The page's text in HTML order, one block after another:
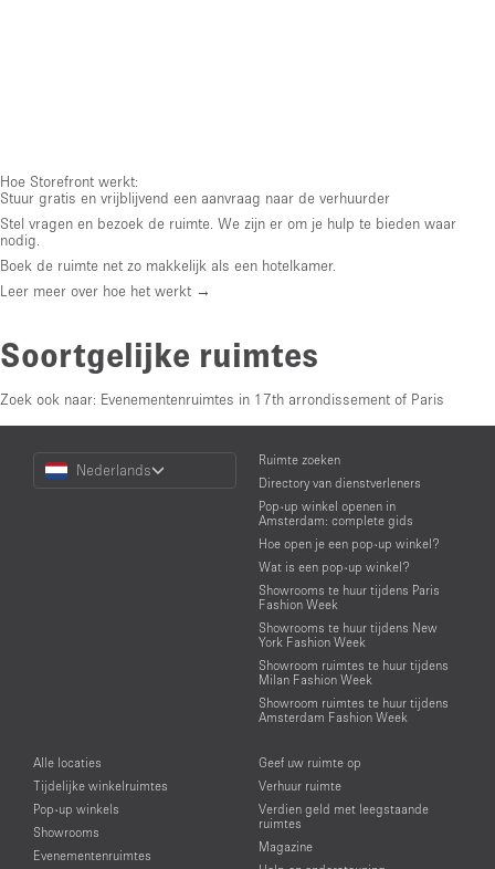
Hoe Storefront werkt:
Stuur gratis en vrijblijvend een aanvraag naar de verhuurder
Stel vragen en bezoek de ruimte. We zijn er om je hulp te bieden waar
nodig.
Boek de ruimte net zo makkelijk als een hotelkamer.
Leer meer over hoe het werkt →
Soortgelijke ruimtes
Zoek ook naar: Evenementenruimtes in 17th arrondissement of Paris
Choose
Language
Nederlands
Ruimte zoeken
Directory van dienstverleners
Pop-up winkel openen in
Amsterdam: complete gids
Hoe open je een pop-up winkel?
Wat is een pop-up winkel?
Showrooms te huur tijdens Paris
Fashion Week
Showrooms te huur tijdens New
York Fashion Week
Showroom ruimtes te huur tijdens
Milan Fashion Week
Showroom ruimtes te huur tijdens
Amsterdam Fashion Week
Alle locaties
Tijdelijke winkelruimtes
Pop-up winkels
Showrooms
Evenementenruimtes
Geef uw ruimte op
Verhuur ruimte
Verdien geld met leegstaande
ruimtes
Magazine